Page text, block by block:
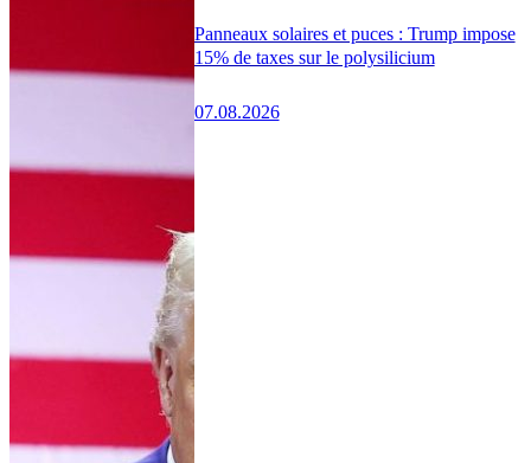
Panneaux solaires et puces : Trump impose
15% de taxes sur le polysilicium
07.08.2026